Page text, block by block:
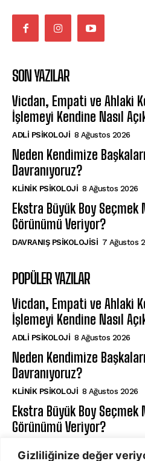
Gizliliğinize değer
SON YAZILAR
Vicdan, Empati ve Ahlaki
İşlemeyi Kendine Nasıl
ADLI PSIKOLOJI 8 Ağustos 2026
Neden Kendimize
Davranıyoruz?
KLINIK PSIKOLOJI 8 Ağustos 2026
Ekstra Büyük Boy Seçmek
Görünümü Veriyor?
DAVRANIŞ PSIKOLOJISI 7 Ağustos
POPÜLER YAZILAR
Vicdan, Empati ve Ahlaki
İşlemeyi Kendine Nasıl
ADLI PSIKOLOJI 8 Ağustos 2026
Neden Kendimize
Davranıyoruz?
KLINIK PSIKOLOJI 8 Ağustos 2026
Ekstra Büyük Boy Seçmek
Görünümü Veriyor?